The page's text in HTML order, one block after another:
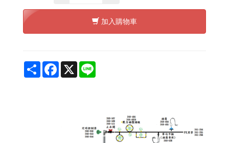
加入購物車
Share Facebook
X